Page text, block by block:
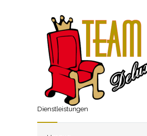
Dienstleistungen